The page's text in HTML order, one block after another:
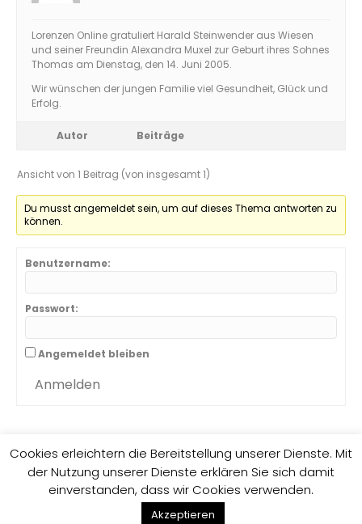
Lorenzen Online gratuliert Harald Steinwender aus Wiesen
und seiner Freundin Alexandra Muxel zur Geburt ihres Sohnes
Thomas am Dienstag, den 14. Juni 2005.
Wir wünschen der jungen Familie viel Gesundheit, Glück und
Erfolg.
Autor Beiträge
Ansicht von 1 Beitrag (von insgesamt 1)
Du musst angemeldet sein, um auf dieses Thema antworten zu
können.
Benutzername:
Passwort:
Angemeldet bleiben
Anmelden
Impressum Datenschutzrichtlinie
Cookies erleichtern die Bereitstellung unserer Dienste. Mit
der Nutzung unserer Dienste erklären Sie sich damit
einverstanden, dass wir Cookies verwenden.
Akzeptieren